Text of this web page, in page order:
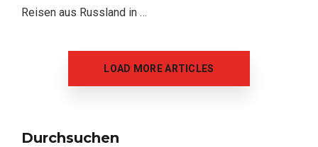
Reisen aus Russland in …
LOAD MORE ARTICLES
Durchsuchen